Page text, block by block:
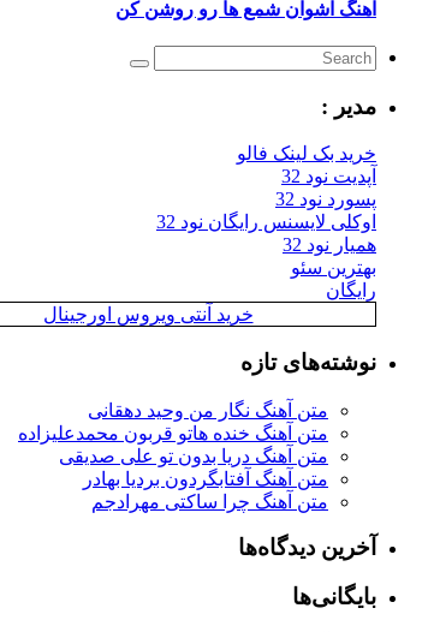
اهنگ اشوان شمع ها رو روشن کن
مدیر :
خرید بک لینک فالو
آپدیت نود 32
پسورد نود 32
اوکلی لایسنس رایگان نود 32
همیار نود 32
بهترین سئو
رایگان
خرید آنتی ویروس اورجینال
نوشته‌های تازه
متن آهنگ نگار من وحید دهقانی
متن آهنگ خنده هاتو قربون محمدعلیزاده
متن آهنگ دریا بدون تو علی صدیقی
متن آهنگ آفتابگردون بردیا بهادر
متن آهنگ چرا ساکتی مهرادجم
آخرین دیدگاه‌ها
بایگانی‌ها